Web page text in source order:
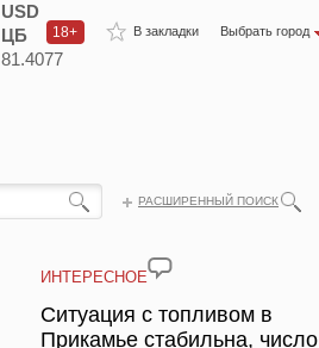
В закладки Выбрать город
18+
USD
ЦБ
81.4077
РАСШИРЕННЫЙ ПОИСК
ИНТЕРЕСНОЕ
Ситуация с топливом в
Прикамье стабильна, число